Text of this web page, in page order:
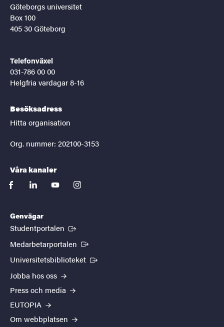
Göteborgs universitet
Box 100
405 30 Göteborg
Telefonväxel
031-786 00 00
Helgfria vardagar 8-16
Besöksadress
Hitta organisation
Org. nummer: 202100-3153
Våra kanaler
facebooklinkedinyoutubeinstagram
Genvägar
Studentportalen (Extern länk)
Medarbetarportalen (Extern länk)
Universitetsbiblioteket (Extern länk)
Jobba hos oss
Press och media
EUTOPIA
Om webbplatsen